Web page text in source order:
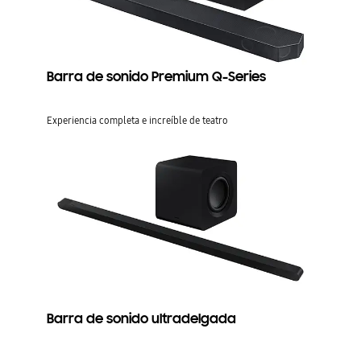
Barra de sonido Premium Q-Series
Experiencia completa e increíble de teatro
Barra de sonido ultradelgada